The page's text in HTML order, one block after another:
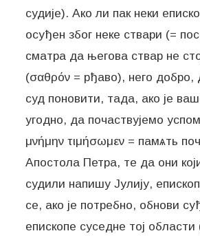
судије). Ако ли пак неки
осуђен због неке ствари (=
сматра да његова ствар не
(σαθρόν = рђаво), него добро,
суд поновити, тада, ако је
угодно, да почаствујемо
μνήμην τιμήσωμεν = памѧть
Апостола Петра, те да они
судили напишу Јулију,
се, ако је потребно, обнови
епископе суседне тој области